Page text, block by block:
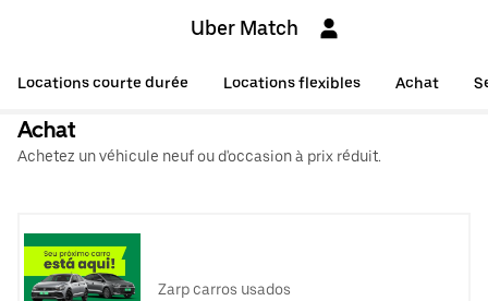
Uber Match
Locations courte durée Locations flexibles Achat
Achat
Achetez un véhicule neuf ou d'occasion à prix réduit.
Zarp carros usados